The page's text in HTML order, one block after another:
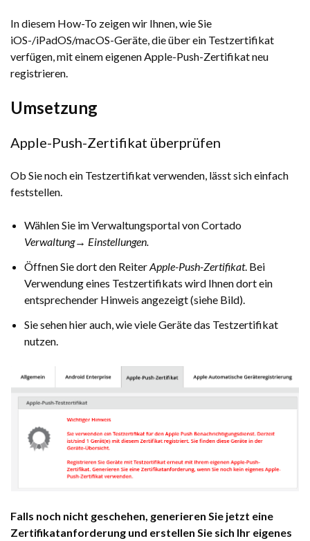
In diesem How-To zeigen wir Ihnen, wie Sie
iOS-/iPadOS/macOS-Geräte, die über ein Testzertifikat
verfügen, mit einem eigenen Apple-Push-Zertifikat neu
registrieren.
Umsetzung
Apple-Push-Zertifikat überprüfen
Ob Sie noch ein Testzertifikat verwenden, lässt sich einfach
feststellen.
Wählen Sie im Verwaltungsportal von Cortado
Verwaltung→ Einstellungen.
Öffnen Sie dort den ReiterApple-Push-Zertifikat. Bei
Verwendung eines Testzertifikats wird Ihnen dort ein
entsprechender Hinweis angezeigt (siehe Bild).
Sie sehen hier auch, wie viele Geräte das Testzertifikat
nutzen.
Falls noch nicht geschehen, generieren Sie jetzt eine
Zertifikatanforderung und erstellen Sie sich Ihr eigenes